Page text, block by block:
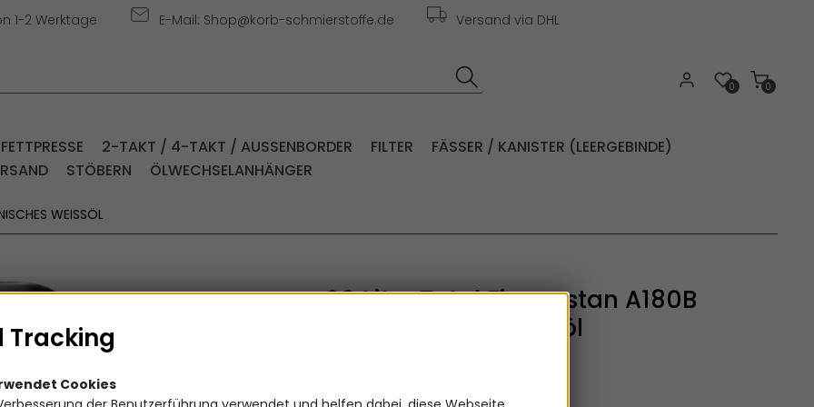
1-2 Werktage E-Mail: Shop@korb-schmierstoffe.de Versand via DHL
0
0
2-TAKT / 4-TAKT / AUSSENBORDER FILTER
FÄSSER / KANISTER (LEERGEBINDE)
STÖBERN ÖLWECHSELANHÄNGER
WEISSÖL
20 Liter Total Finavestan A180B
Medizinisches Weißöl
Tracking
Cookies